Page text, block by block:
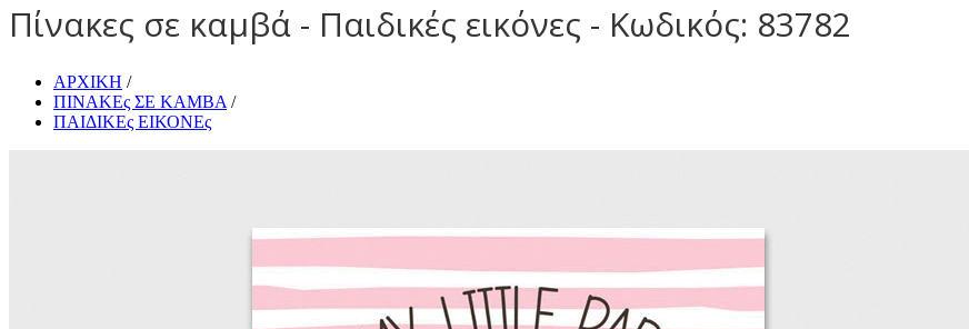
Πίνακες σε καμβά - Παιδικές εικόνες - Κωδικός: 83782
ΑΡΧΙΚΗ /
ΠΙΝΑΚΕς ΣΕ ΚΑΜΒΑ /
ΠΑΙΔΙΚΕς ΕΙΚΟΝΕς